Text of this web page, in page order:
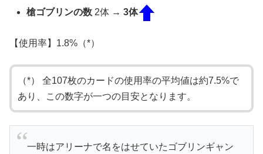
槍ゴブリンの数 2体 →3体
【使用率】1.8%（*）
（*） 全107枚のカードの使用率の平均値は約7.5%で
あり、この数字が一つの目安となります。
一時はアリーナで名をはせていたゴブリンギャン